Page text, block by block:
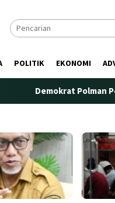
POLITIK EKONOMI
Demokrat Polman